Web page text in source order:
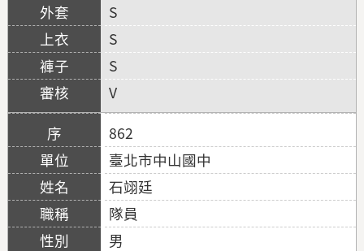
S
S
S
V
862
臺北市中山國中
石翊廷
隊員
男